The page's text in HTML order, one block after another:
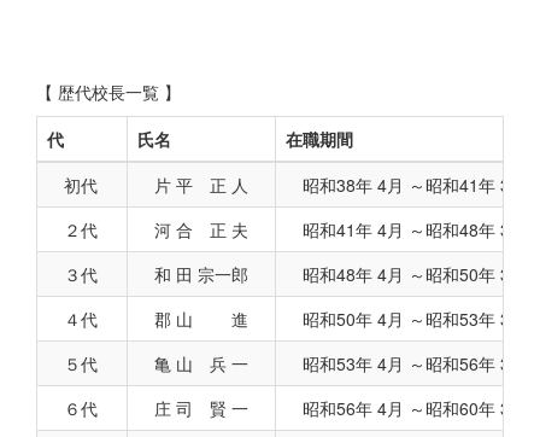
【 歴代校長一覧 】
代
氏名
在職期間
初代
片 平 正 人
昭和38年 4月 ～昭和41年 3
２代
河 合 正 夫
昭和41年 4月 ～昭和48年 3
３代
和 田 宗一郎
昭和48年 4月 ～昭和50年 3
４代
郡 山 進
昭和50年 4月 ～昭和53年 3
５代
亀 山 兵 一
昭和53年 4月 ～昭和56年 3
６代
庄 司 賢 一
昭和56年 4月 ～昭和60年 3